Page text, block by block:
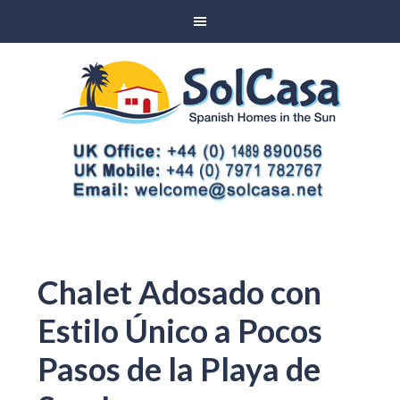
Chalet Adosado con
Estilo Único a Pocos
Pasos de la Playa de